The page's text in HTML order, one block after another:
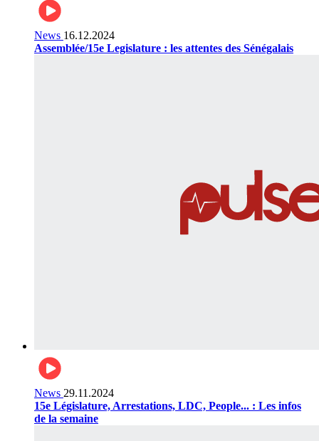
News 16.12.2024
Assemblée/15e Legislature : les attentes des Sénégalais
News 29.11.2024
15e Législature, Arrestations, LDC, People... : Les infos
de la semaine